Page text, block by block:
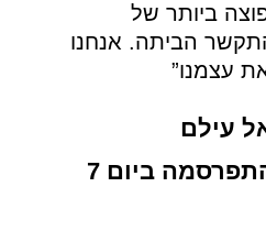
ביותר של
הביתה. אנחנו
עצמנו”
עילם
ל’כלכליסט’, שהתפרסמה ביום 7